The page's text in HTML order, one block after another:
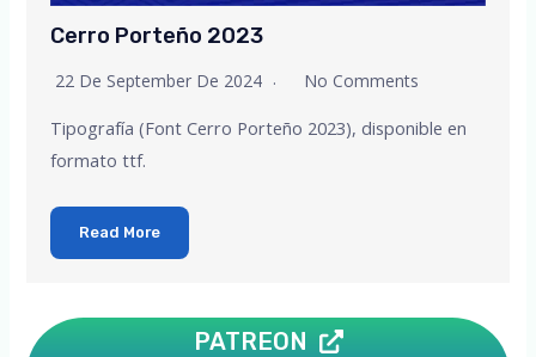
Cerro Porteño 2023
22 De September De 2024 No Comments
Tipografía (Font Cerro Porteño 2023), disponible en
formato ttf.
Read More
PATREON